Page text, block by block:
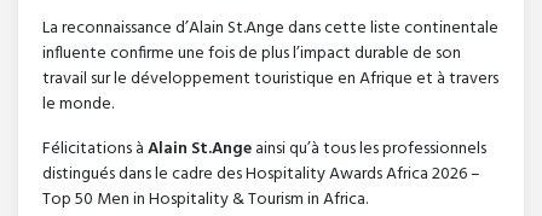
La reconnaissance d’Alain St.Ange dans cette liste continentale
influente confirme une fois de plus l’impact durable de son
travail sur le développement touristique en Afrique et à travers
le monde.
Félicitations àAlain St.Angeainsi qu’à tous les professionnels
distingués dans le cadre des Hospitality Awards Africa 2026 –
Top 50 Men in Hospitality & Tourism in Africa.